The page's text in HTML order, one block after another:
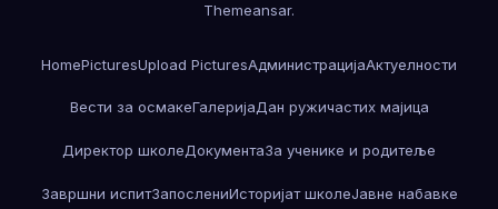
Themeansar.
HomePicturesUpload PicturesАдминистрацијаАктуелности
Вести за осмакеГалеријаДан ружичастих мајица
Директор школеДокументаЗа ученике и родитеље
Завршни испитЗапослениИсторијат школеЈавне набавке